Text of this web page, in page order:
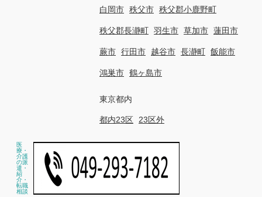
白岡市 秩父市 秩父郡小鹿野町
秩父郡長瀞町 羽生市 草加市 蓮田市
蕨市 行田市 越谷市 長瀞町 飯能市
鴻巣市 鶴ヶ島市
東京都内
都内23区 23区外
医
療・
介護
の派
遣・
紹
介・
転職
相談